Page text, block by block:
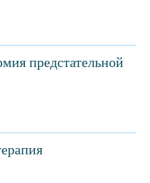
предстательной